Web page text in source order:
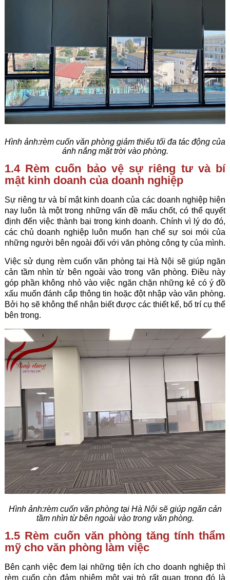
Hình ảnh:rèm cuốn văn phòng giảm thiểu tối đa tác động của
ánh nắng mặt trời vào phòng.
1.4 Rèm cuốn bảo vệ sự riêng tư và bí
mật kinh doanh của doanh nghiệp
Sự riêng tư và bí mật kinh doanh của các doanh nghiệp hiện
nay luôn là một trong những vấn đề mấu chốt, có thể quyết
định đến việc thành bại trong kinh doanh. Chính vì lý do đó,
các chủ doanh nghiệp luôn muốn hạn chế sự soi mói của
những người bên ngoài đối với văn phòng công ty của mình.
Việc sử dụng rèm cuốn văn phòng tại Hà Nội sẽ giúp ngăn
cản tầm nhìn từ bên ngoài vào trong văn phòng. Điều này
góp phần không nhỏ vào việc ngăn chặn những kẻ có ý đồ
xấu muốn đánh cắp thông tin hoặc đột nhập vào văn phòng.
Bởi họ sẽ không thể nhận biết được các thiết kế, bố trí cụ thể
bên trong.
Hình ảnh:rèm cuốnvăn phòng tại Hà Nội sẽ giúp ngăn cản
tầm nhìn từ bên ngoài vào trong văn phòng.
1.5 Rèm cuốn văn phòng tăng tính thẩm
mỹ cho văn phòng làm việc
Bên cạnh việc đem lại những tiện ích cho doanh nghiệp thì
rèm cuốn còn đảm nhiệm một vai trò rất quan trọng đó là